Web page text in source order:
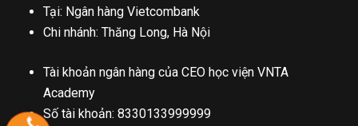
Tại: Ngân hàng Vietcombank
Chi nhánh: Thăng Long, Hà Nội
Tài khoản ngân hàng của CEO học viện VNTA
Academy
Số tài khoản: 8330133999999